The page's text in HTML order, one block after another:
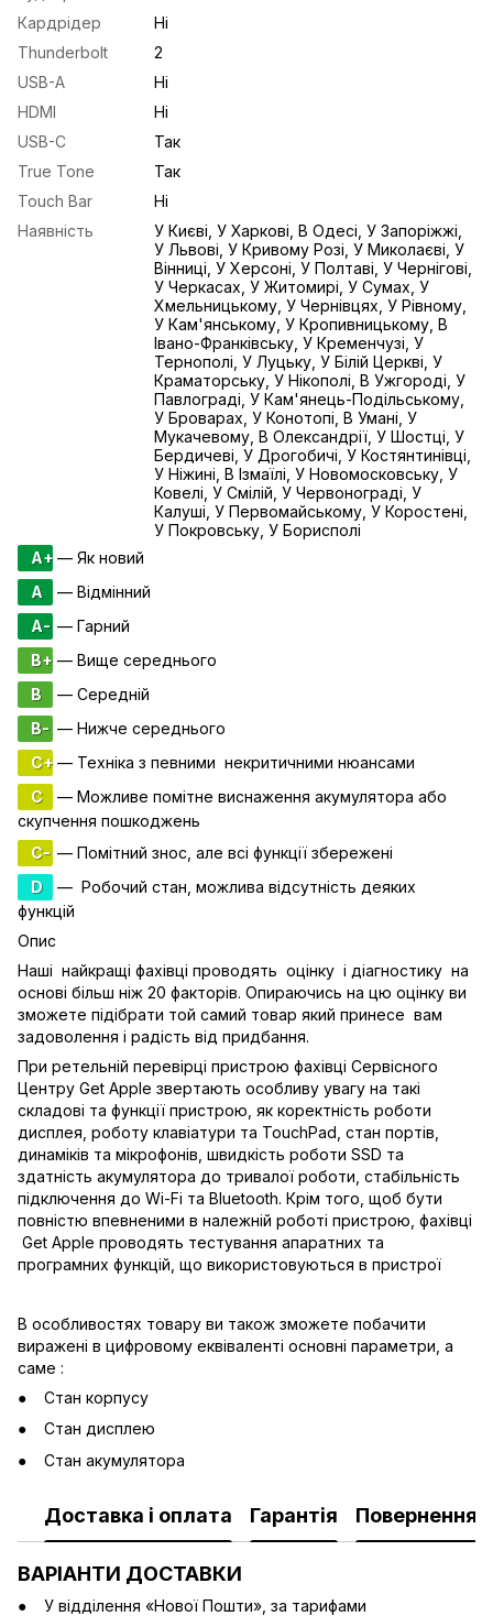
Кардрідер
Ні
Thunderbolt
2
USB-A
Ні
HDMI
Ні
USB-С
Так
True Tone
Так
Touch Bar
Ні
Наявність
У Києві, У Харкові, В Одесі, У Запоріжжі,
У Львові, У Кривому Розі, У Миколаєві, У
Вінниці, У Херсоні, У Полтаві, У Чернігові,
У Черкасах, У Житомирі, У Сумах, У
Хмельницькому, У Чернівцях, У Рівному,
У Кам'янському, У Кропивницькому, В
Івано-Франківську, У Кременчузі, У
Тернополі, У Луцьку, У Білій Церкві, У
Краматорську, У Нікополі, В Ужгороді, У
Павлограді, У Кам'янець-Подільському,
У Броварах, У Конотопі, В Умані, У
Мукачевому, В Олександрії, У Шостці, У
Бердичеві, У Дрогобичі, У Костянтинівці,
У Ніжині, В Ізмаїлі, У Новомосковську, У
Ковелі, У Смілій, У Червонограді, У
Калуші, У Первомайському, У Коростені,
У Покровську, У Борисполі
A+— Як новий
A
— Відмінний
A- — Гарний
B+ — Вище середнього
B
— Середній
B- — Нижче середнього
C+— Техніка з певними некритичними нюансами
C
— Можливе помітне виснаження акумулятора або
скупчення пошкоджень
C- — Помітний знос, але всі функції збережені
D
— Робочий стан, можлива відсутність деяких
функцій
Опис
Наші найкращі фахівці проводять оцінку і діагностику на
основі більш ніж 20 факторів. Опираючись на цю оцінку ви
зможете підібрати той самий товар який принесе вам
задоволення і радість від придбання.
При ретельній перевірці пристрою фахівці Сервісного
Центру Get Apple звертають особливу увагу на такі
складові та функції пристрою, як коректність роботи
дисплея, роботу клавіатури та TouchPad, стан портів,
динаміків та мікрофонів, швидкість роботи SSD та
здатність акумулятора до тривалої роботи, стабільність
підключення до Wi-Fi та Bluetooth. Крім того, щоб бути
повністю впевненими в належній роботі пристрою, фахівці
Get Apple проводять тестування апаратних та
програмних функцій, що використовуються в пристрої
В особливостях товару ви також зможете побачити
виражені в цифровому еквіваленті основні параметри, а
саме :
Стан корпусу
Стан дисплею
Стан акумулятора
Доставка і оплата Гарантія Повернення
ВАРІАНТИ ДОСТАВКИ
У відділення «Нової Пошти», за тарифами